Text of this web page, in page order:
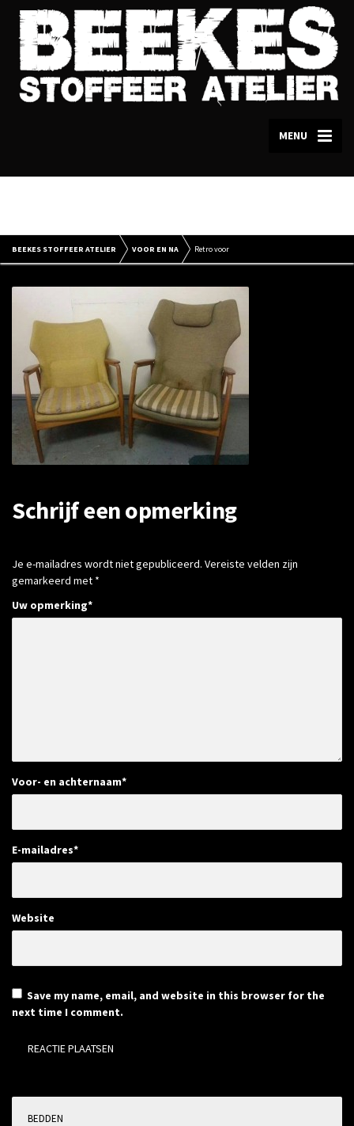
MENU
BEEKES STOFFEER ATELIER VOOR EN NA Retro voor
Schrijf een opmerking
Je e-mailadres wordt niet gepubliceerd. Vereiste velden zijn
gemarkeerd met *
Uw opmerking*
Voor- en achternaam*
E-mailadres*
Website
Save my name, email, and website in this browser for the
next time I comment.
BEDDEN